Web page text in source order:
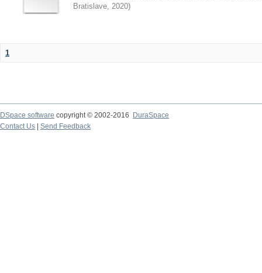
Bratislave, 2020)
1
DSpace software copyright © 2002-2016
DuraSpace
Contact Us
Send Feedback